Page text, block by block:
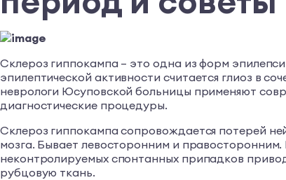
Склероз гиппокампа – это одна из форм
эпилептической активности считается глиоз в
неврологи Юсуповской больницы применяют
диагностические процедуры.
Склероз гиппокампа сопровождается потерей
мозга. Бывает левосторонним и
неконтролируемых спонтанных припадков
рубцовую ткань.